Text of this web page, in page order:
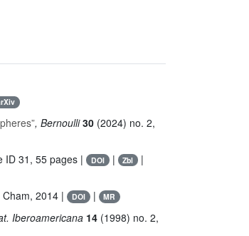
, Bernoulli30 (2024) no. 2,
ID 31, 55 pages | DOI | Zbl |
Cham, 2014 | DOI | MR
Iberoamericana 14 (1998) no. 2,